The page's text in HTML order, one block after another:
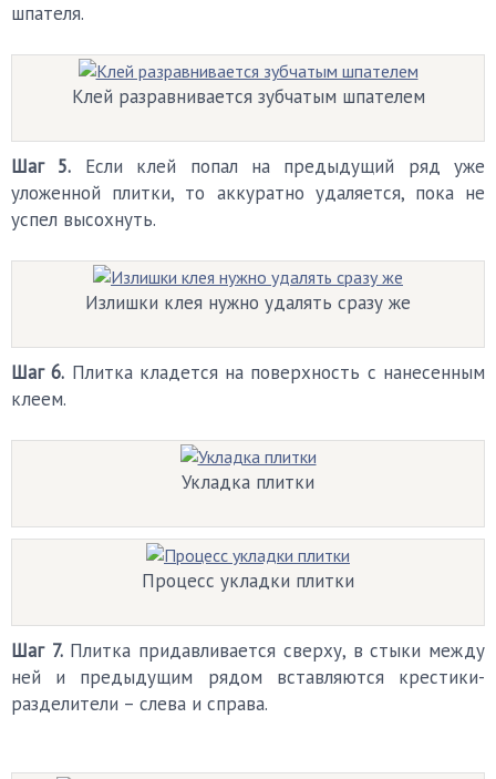
шпателя.
Клей разравнивается зубчатым шпателем
Шаг 5. Если клей попал на предыдущий ряд уже
уложенной плитки, то аккуратно удаляется, пока не
успел высохнуть.
Излишки клея нужно удалять сразу же
Шаг 6. Плитка кладется на поверхность с нанесенным
клеем.
Укладка плитки
Процесс укладки плитки
Шаг 7.Плитка придавливается сверху, в стыки между
ней и предыдущим рядом вставляются крестики-
разделители – слева и справа.